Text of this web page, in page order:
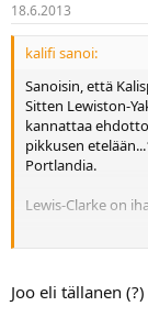
18.6.2013
kalifi sanoi:
Sanoisin, että
Sitten Lewiston-
kannattaa
pikkusen
Portlandia.
Lewis-Clarke on
Jussi
Joo eli tällanen (?)